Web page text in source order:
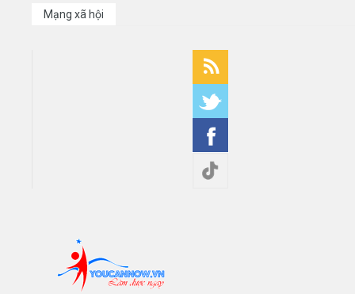
Mạng xã hội